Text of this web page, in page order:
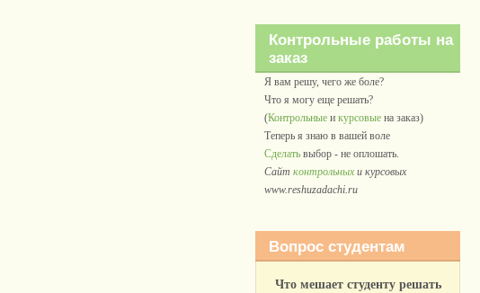
Контрольные работы на
заказ
Я вам решу, чего же боле?
Что я могу еще решать?
(Контрольные икурсовые на заказ)
Теперь я знаю в вашей воле
Сделать выбор - не оплошать.
Сайтконтрольных и курсовых
www.reshuzadachi.ru
Вопрос студентам
Что мешает студенту решать